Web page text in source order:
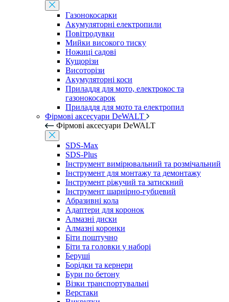
Газонокосарки
Акумуляторні електропили
Повітродувки
Мийки високого тиску
Ножиці садові
Кущорізи
Висоторізи
Акумуляторні коси
Приладдя для мото, електрокос та
газонокосарок
Приладдя для мото та електропил
Фірмові аксесуари DeWALT
Фірмові аксесуари DeWALT
SDS-Max
SDS-Plus
Інструмент вимірювальний та розмічальний
Інструмент для монтажу та демонтажу
Інструмент ріжучий та затискний
Інструмент шарнірно-губцевий
Абразивні кола
Адаптери для коронок
Алмазні диски
Алмазні коронки
Біти поштучно
Біти та головки у наборі
Беруші
Борідки та кернери
Бури по бетону
Візки транспортувальні
Верстаки